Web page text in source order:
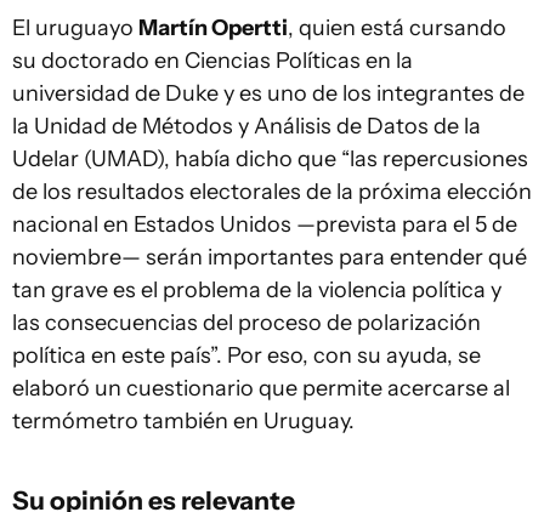
El uruguayo Martín Opertti, quien está cursando
su doctorado en Ciencias Políticas en la
universidad de Duke y es uno de los integrantes de
la Unidad de Métodos y Análisis de Datos de la
Udelar (UMAD), había dicho que “las repercusiones
de los resultados electorales de la próxima elección
nacional en Estados Unidos —prevista para el 5 de
noviembre— serán importantes para entender qué
tan grave es el problema de la violencia política y
las consecuencias del proceso de polarización
política en este país”. Por eso, con su ayuda, se
elaboró un cuestionario que permite acercarse al
termómetro también en Uruguay.
Su opinión es relevante